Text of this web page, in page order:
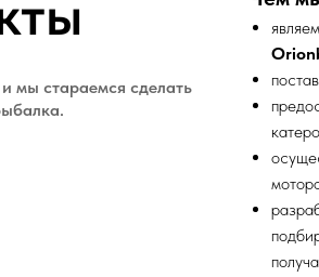
мы стараемся сделать